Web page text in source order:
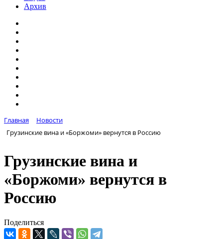
Архив
Главная
Новости
Грузинские вина и «Боржоми» вернутся в Россию
Грузинские вина и
«Боржоми» вернутся в
Россию
Поделиться